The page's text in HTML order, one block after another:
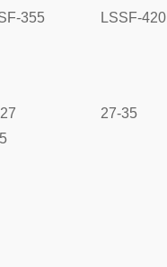
355 LSSF-420
27-35